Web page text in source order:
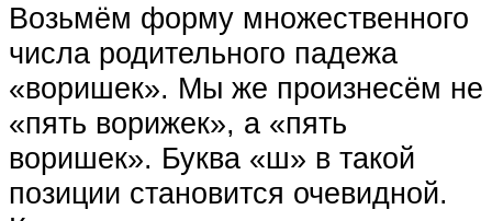
Возьмём форму множественного
числа родительного падежа
«воришек». Мы же произнесём не
«пять ворижек», а «пять
воришек». Буква «ш» в такой
позиции становится очевидной.